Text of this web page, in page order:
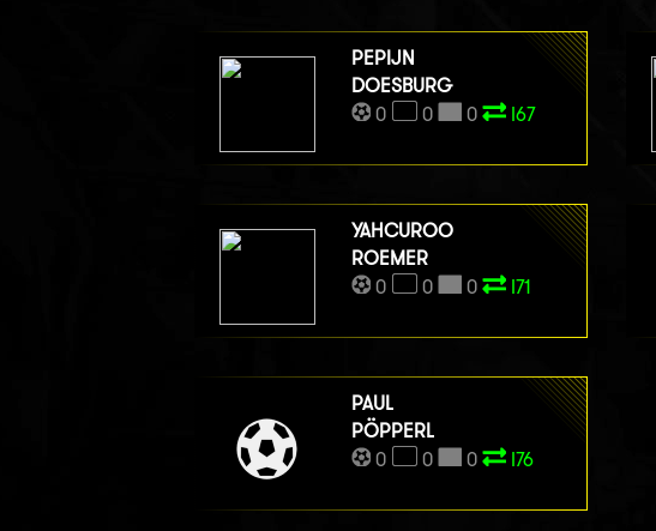
PEPIJN
DOESBURG
0
0 0 I67
YAHCUROO
ROEMER
0
0 0 I71
PAUL
PÖPPERL
0
0 0 I76